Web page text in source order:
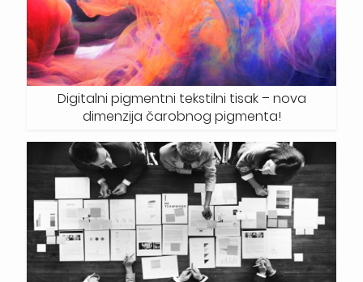
Digitalni pigmentni tekstilni tisak – nova
dimenzija čarobnog pigmenta!